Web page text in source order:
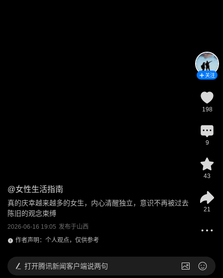
@女性生活指南
真的庆幸越来越多的女生，内心清醒独立，意识不再被过去
陈旧的观念束缚
2026-06-16 19:05 发布于山西
作者声明：个人观点，仅供参考
关注
198
9
43
21
打开腾讯新闻客户端说两句